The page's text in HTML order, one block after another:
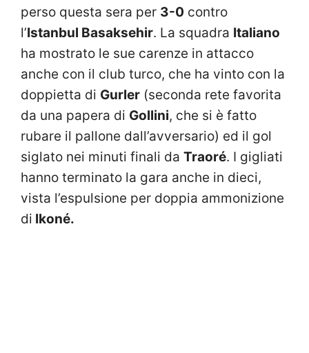
perso questa sera per 3-0 contro
l’Istanbul Basaksehir. La squadra Italiano
ha mostrato le sue carenze in attacco
anche con il club turco, che ha vinto con la
doppietta di Gurler (seconda rete favorita
da una papera di Gollini, che si è fatto
rubare il pallone dall’avversario) ed il gol
siglato nei minuti finali da Traoré. I gigliati
hanno terminato la gara anche in dieci,
vista l’espulsione per doppia ammonizione
di Ikoné.